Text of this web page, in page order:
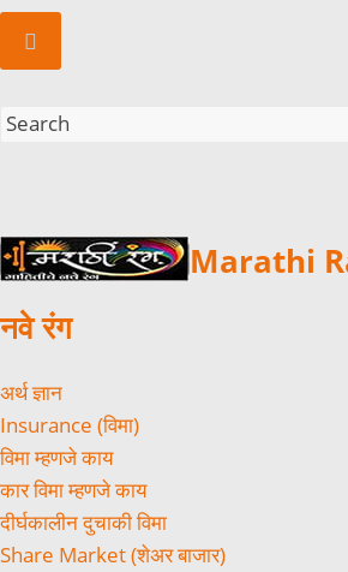
Marathi
नवे रंग
अर्थ ज्ञान
Insurance (विमा)
विमा म्हणजे काय
कार विमा म्हणजे काय
दीर्घकालीन दुचाकी विमा
Share Market (शेअर बाजार)